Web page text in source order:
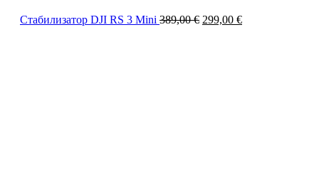
Стабилизатор DJI RS 3 Mini 389,00€ 299,00 €